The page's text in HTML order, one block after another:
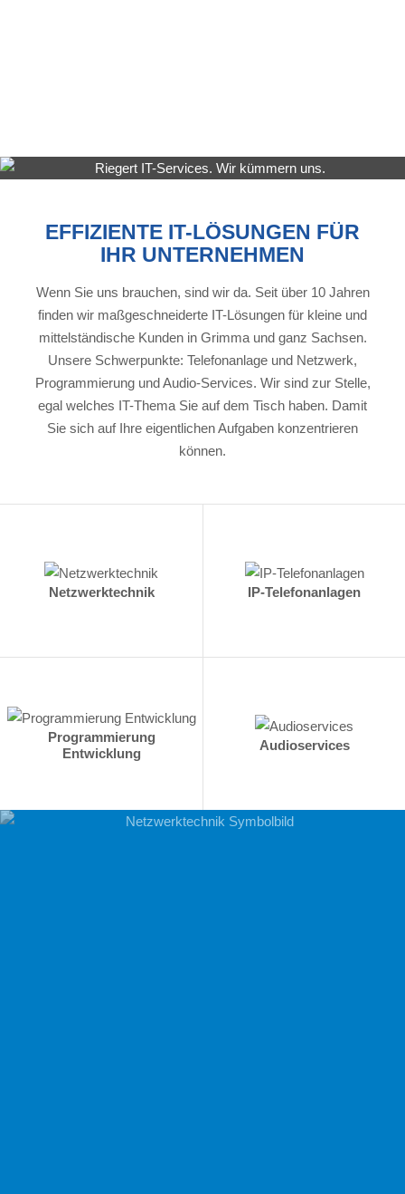
EFFIZIENTE IT-LÖSUNGEN FÜR
IHR UNTERNEHMEN
Wenn Sie uns brauchen, sind wir da. Seit über 10 Jahren
finden wir maßgeschneiderte IT-Lösungen für kleine und
mittelständische Kunden in Grimma und ganz Sachsen.
Unsere Schwerpunkte: Telefonanlage und Netzwerk,
Programmierung und Audio-Services. Wir sind zur Stelle,
egal welches IT-Thema Sie auf dem Tisch haben. Damit
Sie sich auf Ihre eigentlichen Aufgaben konzentrieren
können.
Netzwerktechnik IP-Telefonanlagen
Programmierung
Entwicklung
Audioservices